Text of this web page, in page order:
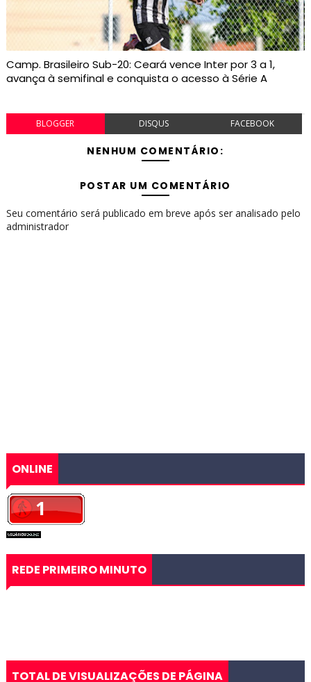
Camp. Brasileiro Sub-20: Ceará vence Inter por 3 a 1,
avança à semifinal e conquista o acesso à Série A
BLOGGER DISQUS FACEBOOK
NENHUM COMENTÁRIO:
POSTAR UM COMENTÁRIO
Seu comentário será publicado em breve após ser analisado pelo
administrador
ONLINE
REDE PRIMEIRO MINUTO
TOTAL DE VISUALIZAÇÕES DE PÁGINA